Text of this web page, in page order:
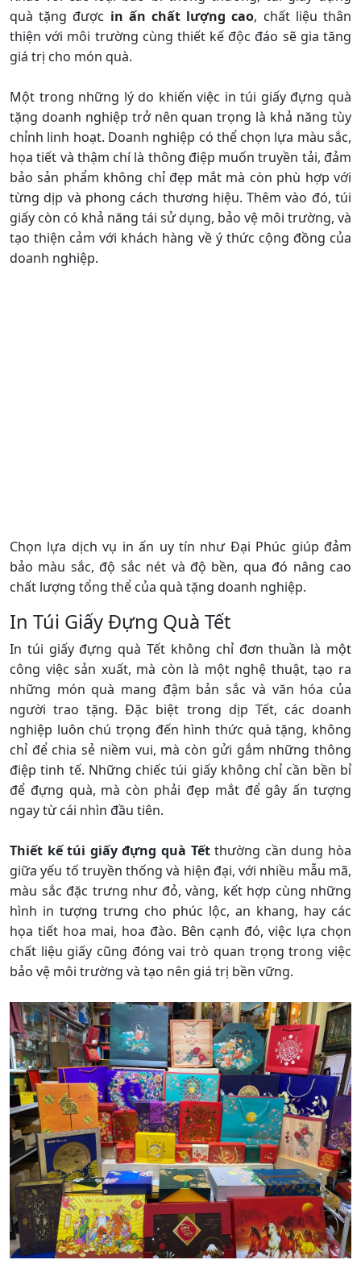
quà tặng được in ấn chất lượng cao, chất liệu thân
thiện với môi trường cùng thiết kế độc đáo sẽ gia tăng
giá trị cho món quà.
Một trong những lý do khiến việc in túi giấy đựng quà
tặng doanh nghiệp trở nên quan trọng là khả năng tùy
chỉnh linh hoạt. Doanh nghiệp có thể chọn lựa màu sắc,
họa tiết và thậm chí là thông điệp muốn truyền tải, đảm
bảo sản phẩm không chỉ đẹp mắt mà còn phù hợp với
từng dịp và phong cách thương hiệu. Thêm vào đó, túi
giấy còn có khả năng tái sử dụng, bảo vệ môi trường, và
tạo thiện cảm với khách hàng về ý thức cộng đồng của
doanh nghiệp.
Chọn lựa dịch vụ in ấn uy tín như Đại Phúc giúp đảm
bảo màu sắc, độ sắc nét và độ bền, qua đó nâng cao
chất lượng tổng thể của quà tặng doanh nghiệp.
In Túi Giấy Đựng Quà Tết
In túi giấy đựng quà Tết không chỉ đơn thuần là một
công việc sản xuất, mà còn là một nghệ thuật, tạo ra
những món quà mang đậm bản sắc và văn hóa của
người trao tặng. Đặc biệt trong dịp Tết, các doanh
nghiệp luôn chú trọng đến hình thức quà tặng, không
chỉ để chia sẻ niềm vui, mà còn gửi gắm những thông
điệp tinh tế. Những chiếc túi giấy không chỉ cần bền bỉ
để đựng quà, mà còn phải đẹp mắt để gây ấn tượng
ngay từ cái nhìn đầu tiên.
Thiết kế túi giấy đựng quà Tếtthường cần dung hòa
giữa yếu tố truyền thống và hiện đại, với nhiều mẫu mã,
màu sắc đặc trưng như đỏ, vàng, kết hợp cùng những
hình in tượng trưng cho phúc lộc, an khang, hay các
họa tiết hoa mai, hoa đào. Bên cạnh đó, việc lựa chọn
chất liệu giấy cũng đóng vai trò quan trọng trong việc
bảo vệ môi trường và tạo nên giá trị bền vững.